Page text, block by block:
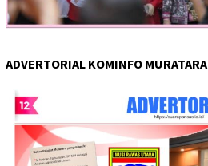
ADVERTORIAL KOMINFO MURATARA